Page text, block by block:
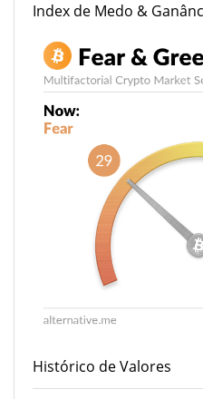
Index de Medo &
Histórico de Valores